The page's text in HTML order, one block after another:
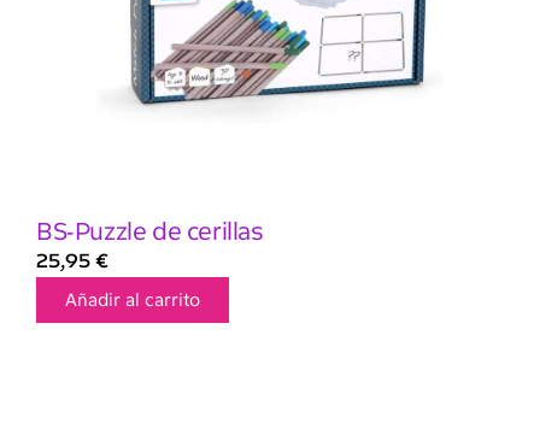
BS-Puzzle de cerillas
25,95 €
Añadir al carrito